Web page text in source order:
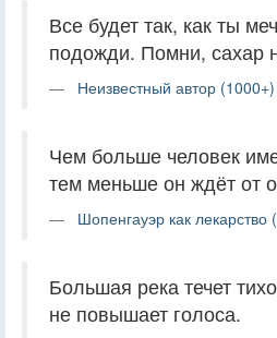
Все будет так, как ты
подожди. Помни, сахар
Неизвестный автор (1000+)
Чем больше человек
тем меньше он ждёт от
Шопенгауэр как
Большая река течет
не повышает голоса.